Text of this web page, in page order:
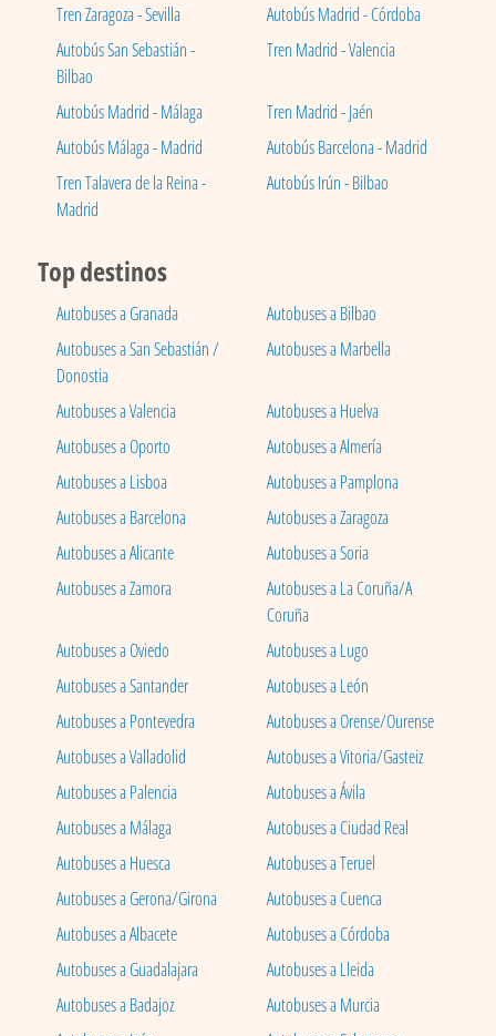
Tren Zaragoza - Sevilla
Autobús Madrid - Córdoba
Autobús San Sebastián -
Bilbao
Tren Madrid - Valencia
Autobús Madrid - Málaga
Tren Madrid - Jaén
Autobús Málaga - Madrid
Autobús Barcelona - Madrid
Tren Talavera de la Reina -
Madrid
Autobús Irún - Bilbao
Top destinos
Autobuses a Granada
Autobuses a Bilbao
Autobuses a San Sebastián /
Donostia
Autobuses a Marbella
Autobuses a Valencia
Autobuses a Huelva
Autobuses a Oporto
Autobuses a Almería
Autobuses a Lisboa
Autobuses a Pamplona
Autobuses a Barcelona
Autobuses a Zaragoza
Autobuses a Alicante
Autobuses a Soria
Autobuses a Zamora
Autobuses a La Coruña/A
Coruña
Autobuses a Oviedo
Autobuses a Lugo
Autobuses a Santander
Autobuses a León
Autobuses a Pontevedra
Autobuses a Orense/Ourense
Autobuses a Valladolid
Autobuses a Vitoria/Gasteiz
Autobuses a Palencia
Autobuses a Ávila
Autobuses a Málaga
Autobuses a Ciudad Real
Autobuses a Huesca
Autobuses a Teruel
Autobuses a Gerona/Girona
Autobuses a Cuenca
Autobuses a Albacete
Autobuses a Córdoba
Autobuses a Guadalajara
Autobuses a Lleida
Autobuses a Badajoz
Autobuses a Murcia